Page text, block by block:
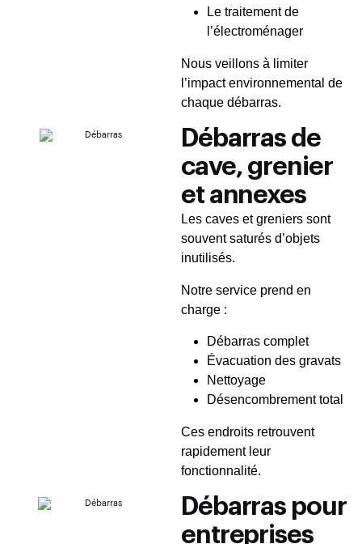
Le traitement de
l’électroménager
Nous veillons à limiter
l’impact environnemental de
chaque débarras.
Débarras de
cave, grenier
et annexes
Les caves et greniers sont
souvent saturés d’objets
inutilisés.
Notre service prend en
charge :
Débarras complet
Évacuation des gravats
Nettoyage
Désencombrement total
Ces endroits retrouvent
rapidement leur
fonctionnalité.
Débarras pour
entreprises